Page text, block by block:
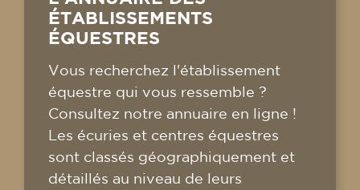
ÉTABLISSEMENTS
ÉQUESTRES
Vous recherchez l'établissement
équestre qui vous ressemble ?
Consultez notre annuaire en ligne !
Les écuries et centres équestres
sont classés géographiquement et
détaillés au niveau de leurs